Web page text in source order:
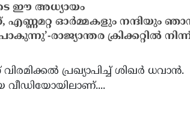
ഈ അധ്യായം
ഓര്‍മ്മകളും നന്ദിയും
രാജ്യാന്തര ക്രിക്കറ്റില്‍
വിരമിക്കല്‍ പ്രഖ്യാപിച്ച് ശിഖര്‍ ധവാന്‍.